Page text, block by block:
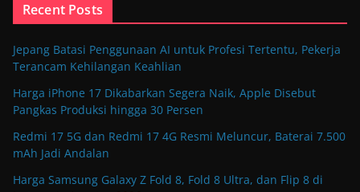
Recent Posts
Jepang Batasi Penggunaan AI untuk Profesi Tertentu, Pekerja
Terancam Kehilangan Keahlian
Harga iPhone 17 Dikabarkan Segera Naik, Apple Disebut
Pangkas Produksi hingga 30 Persen
Redmi 17 5G dan Redmi 17 4G Resmi Meluncur, Baterai 7.500
mAh Jadi Andalan
Harga Samsung Galaxy Z Fold 8, Fold 8 Ultra, dan Flip 8 di